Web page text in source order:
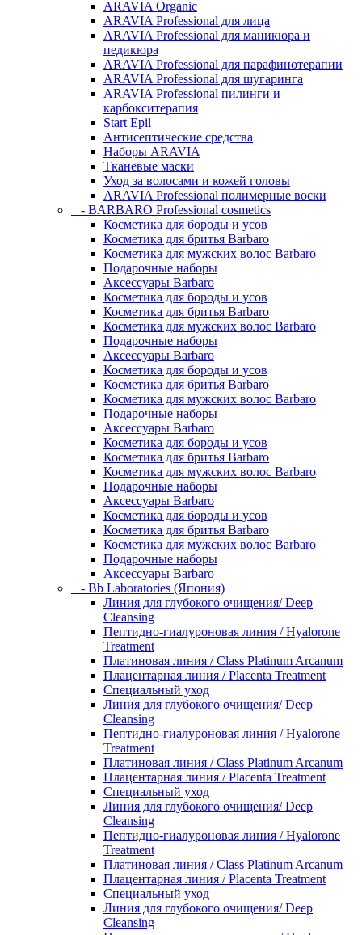
ARAVIA Organic
ARAVIA Professional для лица
ARAVIA Professional для маникюра и
педикюра
ARAVIA Professional для парафинотерапии
ARAVIA Professional для шугаринга
ARAVIA Professional пилинги и
карбокситерапия
Start Epil
Антисептические средства
Наборы ARAVIA
Тканевые маски
Уход за волосами и кожей головы
ARAVIA Professional полимерные воски
- BARBARO Professional cosmetics
Косметика для бороды и усов
Косметика для бритья Barbaro
Косметика для мужских волос Barbaro
Подарочные наборы
Аксессуары Barbaro
Косметика для бороды и усов
Косметика для бритья Barbaro
Косметика для мужских волос Barbaro
Подарочные наборы
Аксессуары Barbaro
Косметика для бороды и усов
Косметика для бритья Barbaro
Косметика для мужских волос Barbaro
Подарочные наборы
Аксессуары Barbaro
Косметика для бороды и усов
Косметика для бритья Barbaro
Косметика для мужских волос Barbaro
Подарочные наборы
Аксессуары Barbaro
Косметика для бороды и усов
Косметика для бритья Barbaro
Косметика для мужских волос Barbaro
Подарочные наборы
Аксессуары Barbaro
- Bb Laboratories (Япония)
Линия для глубокого очищения/ Deep
Cleansing
Пептидно-гиалуроновая линия / Hyalorone
Treatment
Платиновая линия / Class Platinum Arcanum
Плацентарная линия / Placenta Treatment
Специальный уход
Линия для глубокого очищения/ Deep
Cleansing
Пептидно-гиалуроновая линия / Hyalorone
Treatment
Платиновая линия / Class Platinum Arcanum
Плацентарная линия / Placenta Treatment
Специальный уход
Линия для глубокого очищения/ Deep
Cleansing
Пептидно-гиалуроновая линия / Hyalorone
Treatment
Платиновая линия / Class Platinum Arcanum
Плацентарная линия / Placenta Treatment
Специальный уход
Линия для глубокого очищения/ Deep
Cleansing